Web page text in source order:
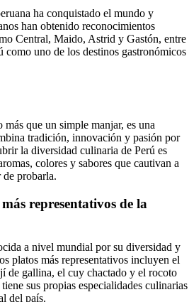
ha conquistado el mundo y
han obtenido reconocimientos
Central, Maido, Astrid y Gastón, entre
como uno de los destinos gastronómicos
que un simple manjar, es una
tradición, innovación y pasión por
la diversidad culinaria de Perú es
colores y sabores que cautivan a
de probarla.
representativos de la
a nivel mundial por su diversidad y
platos más representativos incluyen el
de gallina, el cuy chactado y el rocoto
sus propias especialidades culinarias
del país.